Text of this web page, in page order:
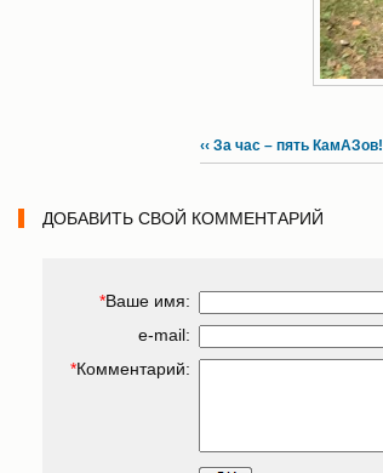
‹‹ За час – пять КамАЗов!
ДОБАВИТЬ СВОЙ КОММЕНТАРИЙ
*Ваше имя:
e-mail:
*Комментарий: